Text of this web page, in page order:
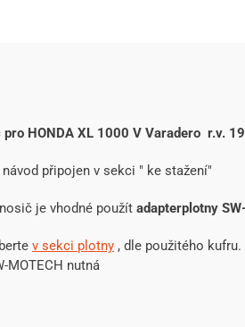
pro HONDA XL 1000 V Varadero r.v.
připojen v sekci " ke stažení"
je vhodné použít adapterplotny
v sekci plotny , dle použitého
MOTECH nutná